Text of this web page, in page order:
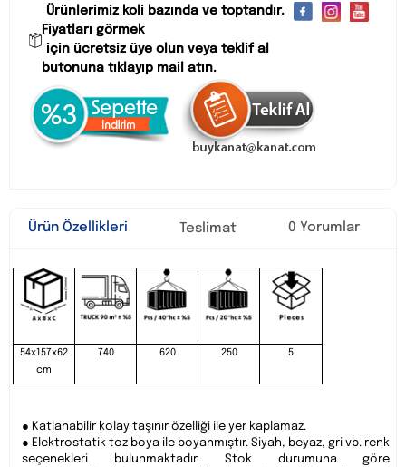
Ürünlerimiz koli bazında ve toptandır.
Fiyatları görmek
için ücretsiz üye olun veya teklif al
butonuna tıklayıp mail atın.
Ürün Özellikleri Teslimat 0 Yorumlar
54x157x62
cm
740 620 250 5
● Katlanabilir kolay taşınır özelliği ile yer kaplamaz.
● Elektrostatik toz boya ile boyanmıştır. Siyah, beyaz, gri vb. renk
seçenekleri bulunmaktadır. Stok durumuna göre